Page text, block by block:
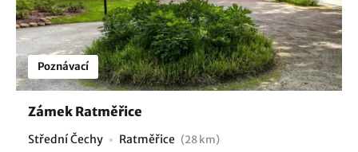
Poznávací
Zámek Ratměřice
Střední Čechy Ratměřice (28 km)